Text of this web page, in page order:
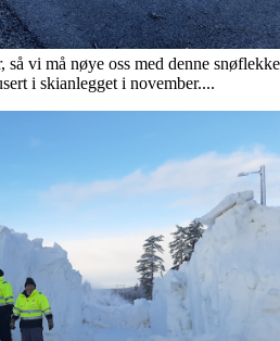
vi må nøye oss med denne
i skianlegget i november....